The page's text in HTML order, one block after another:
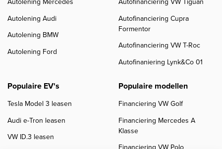
Autolening Audi
Autolening BMW
Autolening Ford
Autofinanciering Cupra
Formentor
Autofinanciering VW T-Roc
Autofinaniering Lynk&Co 01
Populaire EV's
Tesla Model 3 leasen
Audi e-Tron leasen
VW ID.3 leasen
Populaire modellen
Financiering VW Golf
Financiering Mercedes A
Klasse